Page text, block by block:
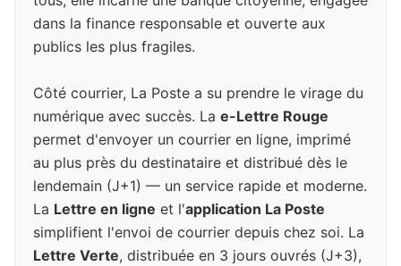
dans la finance responsable et ouverte aux
publics les plus fragiles.
Côté courrier, La Poste a su prendre le virage du
numérique avec succès. La e-Lettre Rouge
permet d'envoyer un courrier en ligne, imprimé
au plus près du destinataire et distribué dès le
lendemain (J+1) — un service rapide et moderne.
La Lettre en ligne et l'application La Poste
simplifient l'envoi de courrier depuis chez soi. La
Lettre Verte, distribuée en 3 jours ouvrés (J+3),